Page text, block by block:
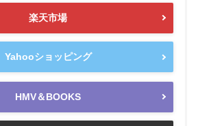
楽天市場
Yahooショッピング
HMV＆BOOKS